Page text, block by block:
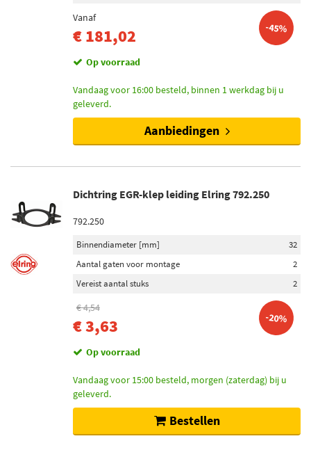
Vanaf
€ 181,02 -45%
Op voorraad
Vandaag voor 16:00 besteld, binnen 1 werkdag bij u
geleverd.
Aanbiedingen
Dichtring EGR-klep leiding Elring 792.250
792.250
Binnendiameter [mm]
32
Aantal gaten voor montage
2
Vereist aantal stuks
2
€ 4,54
€ 3,63 -20%
Op voorraad
Vandaag voor 15:00 besteld, morgen (zaterdag) bij u
geleverd.
Bestellen